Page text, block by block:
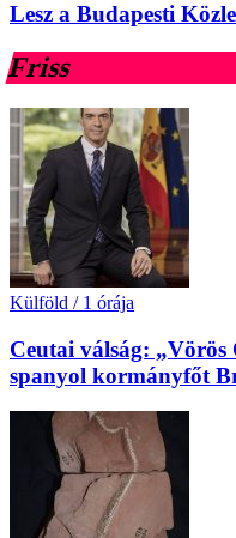
Lesz a Budapesti
Friss
Külföld / 1 órája
Ceutai válság:
spanyol kormányfőt